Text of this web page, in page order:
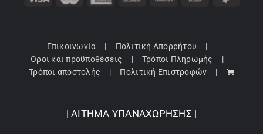
Επικοινωνία
Πολιτική Απορρήτου
Όροι και προϋποθέσεις
Τρόποι Πληρωμής
Τρόποι αποστολής
Πολιτική Επιστροφών
| ΑΙΤΗΜΑ ΥΠΑΝΑΧΩΡΗΣΗΣ |